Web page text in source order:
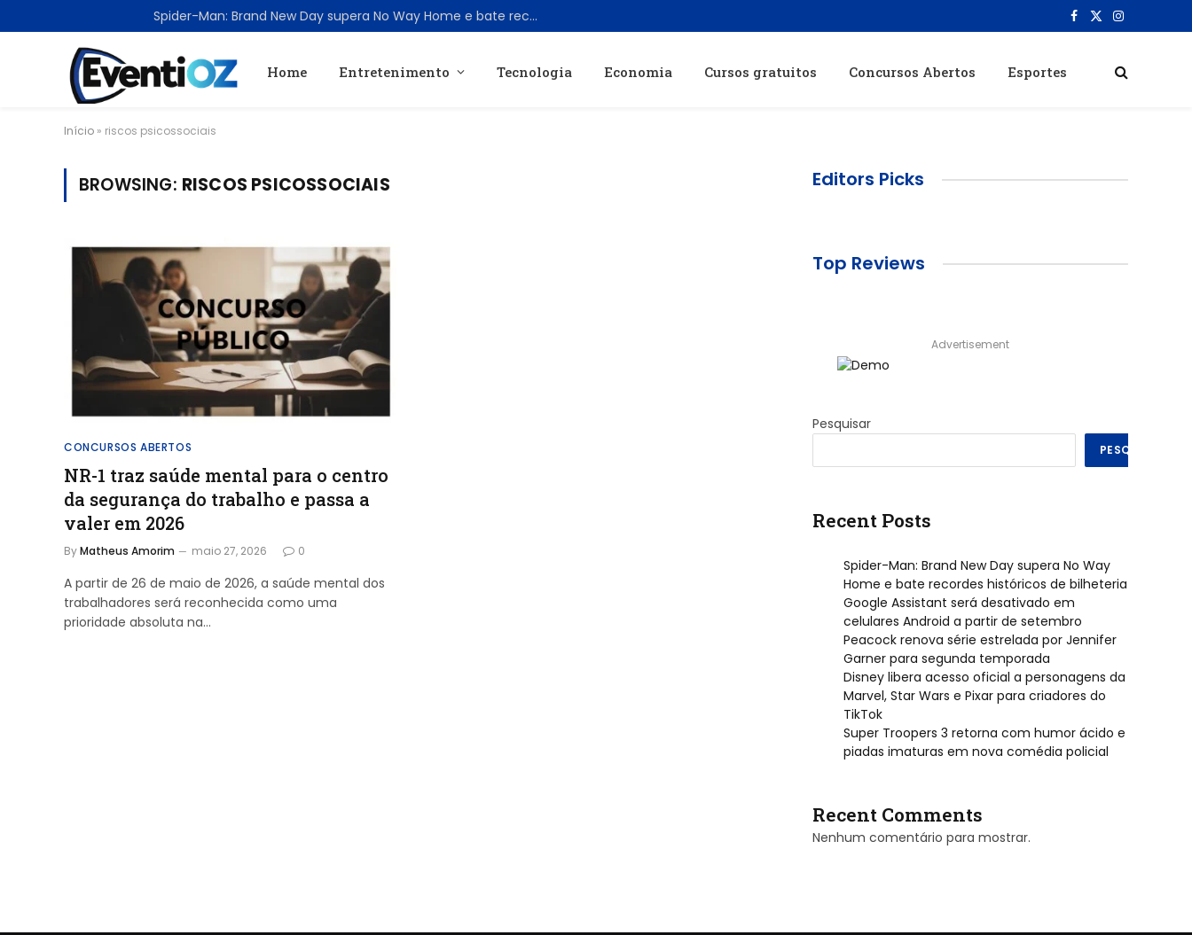
Spider-Man: Brand New Day supera No Way Home e bate recordes históricos de bilheteria Facebook
X
Instagram
Home Entretenimento Tecnologia Economia Cursos gratuitos Concursos Abertos Esportes
Início » riscos psicossociais
BROWSING: RISCOS PSICOSSOCIAIS
CONCURSOS ABERTOS
NR-1 traz saúde mental para o centro
da segurança do trabalho e passa a
valer em 2026
ByMatheus Amorim maio 27, 2026 0
A partir de 26 de maio de 2026, a saúde mental dos
trabalhadores será reconhecida como uma
prioridade absoluta na…
Editors Picks
Top Reviews
Advertisement
Pesquisar
PESQUISAR
Recent Posts
Spider-Man: Brand New Day supera No Way
Home e bate recordes históricos de bilheteria
Google Assistant será desativado em
celulares Android a partir de setembro
Peacock renova série estrelada por Jennifer
Garner para segunda temporada
Disney libera acesso oficial a personagens da
Marvel, Star Wars e Pixar para criadores do
TikTok
Super Troopers 3 retorna com humor ácido e
piadas imaturas em nova comédia policial
Recent Comments
Nenhum comentário para mostrar.